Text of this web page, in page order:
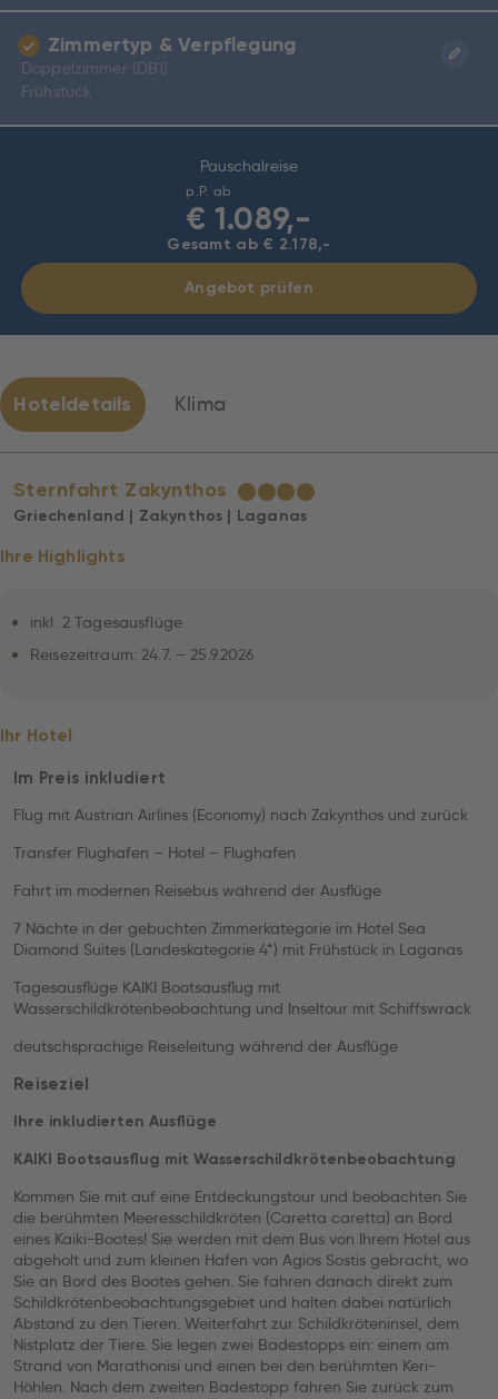
Pauschalreise
p.P. ab
€ 1.089,-
Gesamt ab € 2.178,-
Angebot prüfen
Zimmertyp & Verpflegung
Doppelzimmer (DB1)
Frühstück
Hoteldetails Klima
Sternfahrt Zakynthos ★★★★
Griechenland | Zakynthos | Laganas
Ihre Highlights
inkl. 2 Tagesausflüge
Reisezeitraum: 24.7. – 25.9.2026
Ihr Hotel
Im Preis inkludiert
Flug mit Austrian Airlines (Economy) nach Zakynthos und zurück
Transfer Flughafen – Hotel – Flughafen
Fahrt im modernen Reisebus während der Ausflüge
7 Nächte in der gebuchten Zimmerkategorie im Hotel Sea
Diamond Suites (Landeskategorie 4*) mit Frühstück in Laganas
Tagesausflüge KAIKI Bootsausflug mit
Wasserschildkrötenbeobachtung und Inseltour mit Schiffswrack
deutschsprachige Reiseleitung während der Ausflüge
Reiseziel
Ihre inkludierten Ausflüge
KAIKI Bootsausflug mit Wasserschildkrötenbeobachtung
Kommen Sie mit auf eine Entdeckungstour und beobachten Sie
die berühmten Meeresschildkröten (Caretta caretta) an Bord
eines Kaiki-Bootes! Sie werden mit dem Bus von Ihrem Hotel aus
abgeholt und zum kleinen Hafen von Agios Sostis gebracht, wo
Sie an Bord des Bootes gehen. Sie fahren danach direkt zum
Schildkrötenbeobachtungsgebiet und halten dabei natürlich
Abstand zu den Tieren. Weiterfahrt zur Schildkröteninsel, dem
Nistplatz der Tiere. Sie legen zwei Badestopps ein: einem am
Strand von Marathonisi und einen bei den berühmten Keri-
Höhlen. Nach dem zweiten Badestopp fahren Sie zurück zum